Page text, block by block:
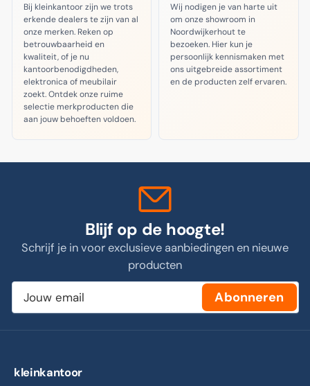
Bij kleinkantoor zijn we trots
erkende dealers te zijn van al
onze merken. Reken op
betrouwbaarheid en
kwaliteit, of je nu
kantoorbenodigdheden,
elektronica of meubilair
zoekt. Ontdek onze ruime
selectie merkproducten die
aan jouw behoeften voldoen.
Wij nodigen je van harte uit
om onze showroom in
Noordwijkerhout te
bezoeken. Hier kun je
persoonlijk kennismaken met
ons uitgebreide assortiment
en de producten zelf ervaren.
Blijf op de hoogte!
Schrijf je in voor exclusieve aanbiedingen en nieuwe
producten
Jouw
email
Abonneren
kleinkantoor